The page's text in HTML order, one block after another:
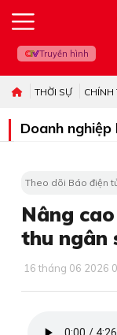
Truyền hình
THỜI SỰ CHÍNH
Doanh nghiệp
Theo dõi Báo điện
Nâng
thu ngân
16 tháng 06 2026